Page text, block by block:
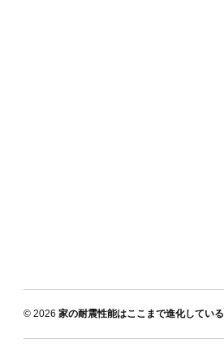
© 2026 家の耐震性能はここまで進化している